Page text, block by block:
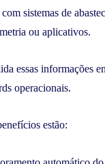
sistemas de
ou aplicativos.
essas informações
operacionais.
estão: